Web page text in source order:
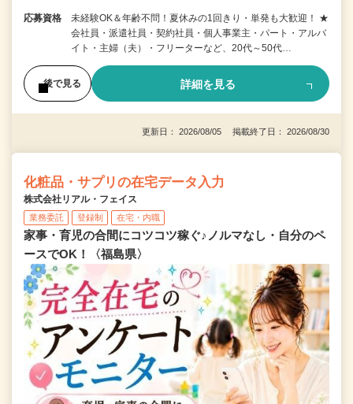
応募資格
未経験OK＆年齢不問！夏休みの1回きり・単発も大歓迎！ ★
会社員・派遣社員・契約社員・個人事業主・パート・アルバ
イト・主婦（夫）・フリーターなど、20代～50代…
後で見る 詳細を見る
更新日： 2026/08/05 掲載終了日： 2026/08/30
化粧品・サプリの在宅データ入力
株式会社リアル・フェイス
業務委託 登録制 在宅・内職
家事・育児の合間にコツコツ稼ぐ♪ノルマなし・自分のペ
ースでOK！〈福島県〉